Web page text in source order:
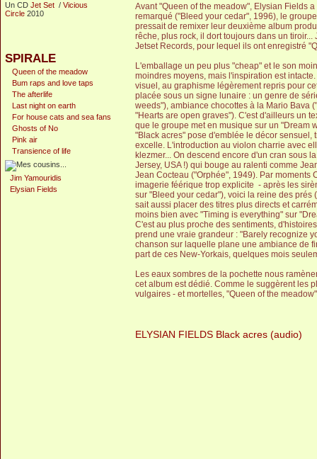
Un CD Jet Set / Vicious
Circle 2010
SPIRALE
Queen of the meadow
Bum raps and love taps
The afterlife
Last night on earth
For house cats and sea fans
Ghosts of No
Pink air
Transience of life
Jim Yamouridis
Elysian Fields
Avant "Queen of the meadow", Elysian Fields
remarqué ("Bleed your cedar", 1996), le
pressait de remixer leur deuxième album
rêche, plus rock, il dort toujours dans un
Jetset Records, pour lequel ils ont enregistré
L'emballage un peu plus "cheap" et le son
moindres moyens, mais l'inspiration est
visuel, au graphisme légèrement repris pour
placée sous un signe lunaire : un genre de
weeds"), ambiance chocottes à la Mario Bava
"Hearts are open graves"). C'est d'ailleurs un
que le groupe met en musique sur un "Dream
"Black acres" pose d'emblée le décor
excelle. L'introduction au violon charrie avec
klezmer... On descend encore d'un cran sous
Jersey, USA !) qui bouge au ralenti comme
Jean Cocteau ("Orphée", 1949). Par
imagerie féérique trop explicite - après les
sur "Bleed your cedar"), voici la reine des
sait aussi placer des titres plus directs et
moins bien avec "Timing is everything" sur
C'est au plus proche des sentiments,
prend une vraie grandeur : "Barely recognize
chanson sur laquelle plane une ambiance de
part de ces New-Yorkais, quelques mois
Les eaux sombres de la pochette nous
cet album est dédié. Comme le suggèrent les
vulgaires - et mortelles, "Queen of the
ELYSIAN FIELDS Black acres (audio)